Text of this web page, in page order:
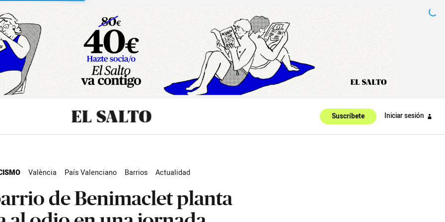
Suscríbete Iniciar sesión
València País Valenciano Barrios Actualidad
de Benimaclet planta